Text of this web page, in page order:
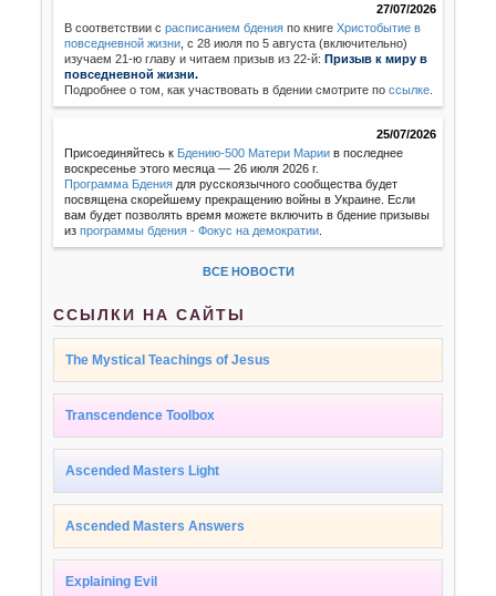
27/07/2026
В соответствии с расписанием бдения по книгеХристобытие в
повседневной жизни с 28 июля по 5 августа (включительно)
изучаем 21-ю главу и читаем призыв из 22-й:Призыв к миру в
повседневной жизни.
Подробнее о том, как участвовать в бдении смотрите поссылке
25/07/2026
Присоединяйтесь к Бдению-500 Матери Марии в последнее
воскресенье этого месяца — 26 июля 2026 г.
Программа Бдения для русскоязычного сообщества будет
посвящена скорейшему прекращению войны в Украине. Если
вам будет позволять время можете включить в бдение призывы
изпрограммы бдения - Фокус на демократии
ВСЕ НОВОСТИ
ССЫЛКИ НА САЙТЫ
The Mystical Teachings of Jesus
Transcendence Toolbox
Ascended Masters Light
Ascended Masters Answers
Explaining Evil